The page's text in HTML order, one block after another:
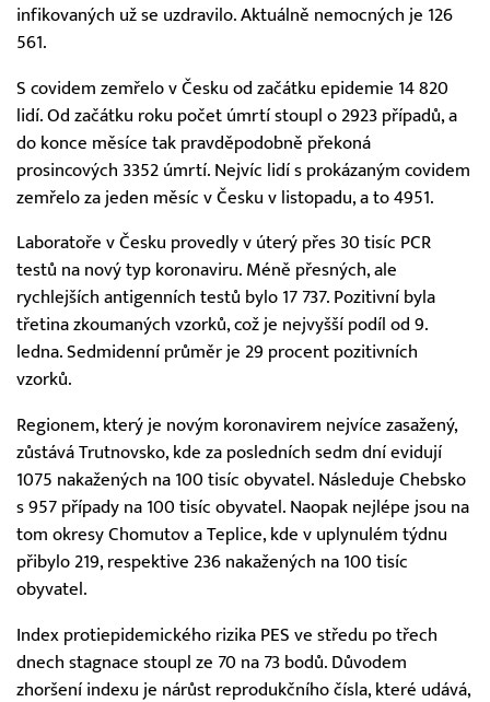
infikovaných už se uzdravilo. Aktuálně nemocných je 126
561.
S covidem zemřelo v Česku od začátku epidemie 14 820
lidí. Od začátku roku počet úmrtí stoupl o 2923 případů, a
do konce měsíce tak pravděpodobně překoná
prosincových 3352 úmrtí. Nejvíc lidí s prokázaným covidem
zemřelo za jeden měsíc v Česku v listopadu, a to 4951.
Laboratoře v Česku provedly v úterý přes 30 tisíc PCR
testů na nový typ koronaviru. Méně přesných, ale
rychlejších antigenních testů bylo 17 737. Pozitivní byla
třetina zkoumaných vzorků, což je nejvyšší podíl od 9.
ledna. Sedmidenní průměr je 29 procent pozitivních
vzorků.
Regionem, který je novým koronavirem nejvíce zasažený,
zůstává Trutnovsko, kde za posledních sedm dní evidují
1075 nakažených na 100 tisíc obyvatel. Následuje Chebsko
s 957 případy na 100 tisíc obyvatel. Naopak nejlépe jsou na
tom okresy Chomutov a Teplice, kde v uplynulém týdnu
přibylo 219, respektive 236 nakažených na 100 tisíc
obyvatel.
Index protiepidemického rizika PES ve středu po třech
dnech stagnace stoupl ze 70 na 73 bodů. Důvodem
zhoršení indexu je nárůst reprodukčního čísla, které udává,